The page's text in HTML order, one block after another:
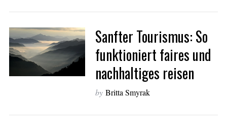
Sanfter Tourismus: So
funktioniert faires und
nachhaltiges reisen
by Britta Smyrak